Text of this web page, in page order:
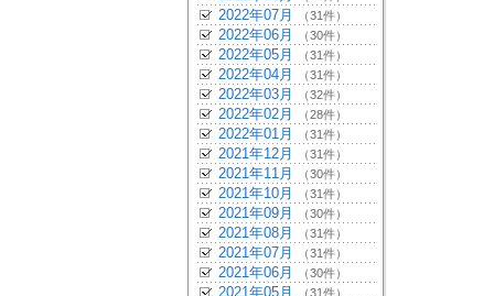
2022年07月 （31件）
2022年06月 （30件）
2022年05月 （31件）
2022年04月 （31件）
2022年03月 （32件）
2022年02月 （28件）
2022年01月 （31件）
2021年12月 （31件）
2021年11月 （30件）
2021年10月 （31件）
2021年09月 （30件）
2021年08月 （31件）
2021年07月 （31件）
2021年06月 （30件）
2021年05月 （31件）